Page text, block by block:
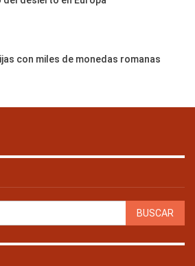
con miles de monedas romanas